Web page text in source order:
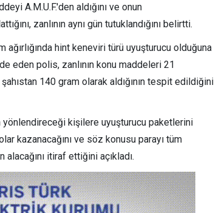
A.M.U.F.'den aldığını ve onun
zanlının aynı gün tutuklandığını belirtti.
ağırlığında hint keneviri türü uyuşturucu olduğuna
eden polis, zanlının konu maddeleri 21
140 gram olarak aldığının tespit edildiğini
yönlendireceği kişilere uyuşturucu paketlerini
kazanacağını ve söz konusu parayı tüm
alacağını itiraf ettiğini açıkladı.
Guterres, sivil toplum temsilcileriyle
görüştü